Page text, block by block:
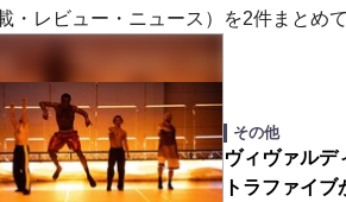
・レビュー・ニュース）を2件まとめて
その他
ヴィヴァル
トラファイ